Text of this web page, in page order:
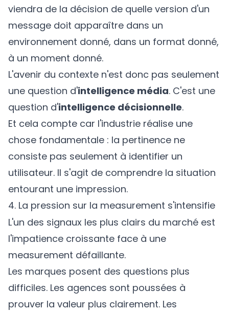
viendra de la décision de quelle version d'un
message doit apparaître dans un
environnement donné, dans un format donné,
à un moment donné.
L'avenir du contexte n'est donc pas seulement
une question d'intelligence média. C'est une
question d'intelligence décisionnelle.
Et cela compte car l'industrie réalise une
chose fondamentale : la pertinence ne
consiste pas seulement à identifier un
utilisateur. Il s'agit de comprendre la situation
entourant une impression.
4. La pression sur la measurement s'intensifie
L'un des signaux les plus clairs du marché est
l'impatience croissante face à une
measurement défaillante.
Les marques posent des questions plus
difficiles. Les agences sont poussées à
prouver la valeur plus clairement. Les